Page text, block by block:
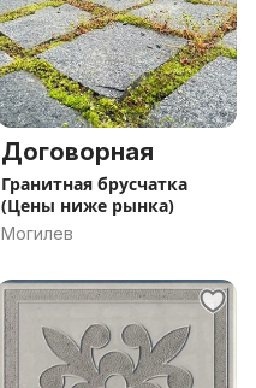
Договорная
Гранитная брусчатка
(Цены ниже рынка)
Могилев